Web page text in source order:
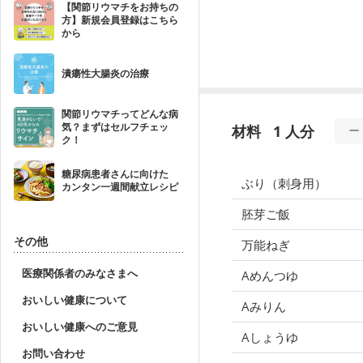
【関節リウマチをお持ちの
方】新規会員登録はこちら
から
潰瘍性大腸炎の治療
関節リウマチってどんな病
気？まずはセルフチェッ
ク！
糖尿病患者さんに向けた
カンタン一週間献立レシピ
その他
医療関係者のみなさまへ
おいしい健康について
おいしい健康へのご意見
お問い合わせ
材料 1 人分
ぶり（刺身用）
胚芽ご飯
万能ねぎ
Aめんつゆ
Aみりん
Aしょうゆ